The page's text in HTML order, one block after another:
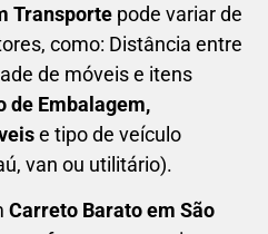
Transporte pode variar de
como: Distância entre
de móveis e itens
de Embalagem,
e tipo de veículo
van ou utilitário).
Carreto Barato em São